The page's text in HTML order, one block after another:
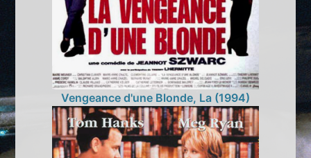
Vengeance d'une Blonde, La (1994)